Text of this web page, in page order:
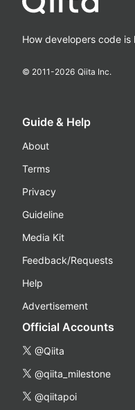
How developers code is
© 2011-2026 Qiita Inc.
Guide & Help
About
Terms
Privacy
Guideline
Media Kit
Feedback/Requests
Help
Advertisement
Official Accounts
@Qiita
@qiita_milestone
@qiitapoi